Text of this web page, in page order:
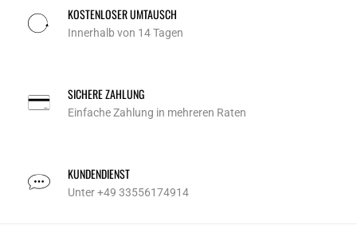
KOSTENLOSER UMTAUSCH
Innerhalb von 14 Tagen
SICHERE ZAHLUNG
Einfache Zahlung in mehreren Raten
KUNDENDIENST
Unter +49 33556174914